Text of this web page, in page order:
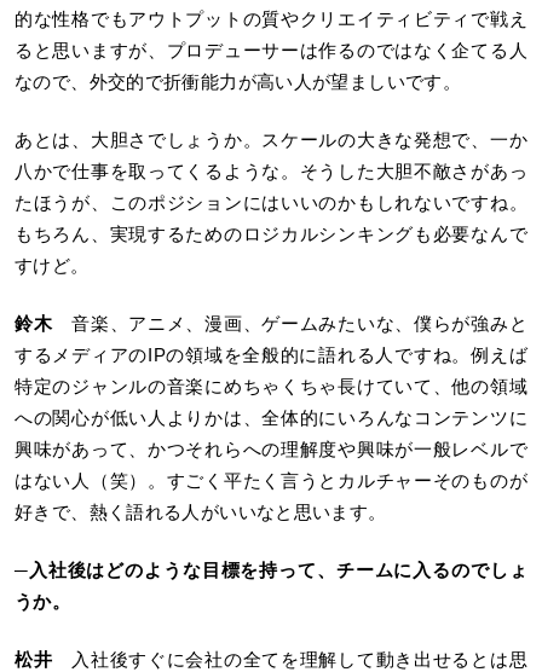
的な性格でもアウトプットの質やクリエイティビティで戦え
ると思いますが、プロデューサーは作るのではなく企てる人
なので、外交的で折衝能力が高い人が望ましいです。
あとは、大胆さでしょうか。スケールの大きな発想で、一か
八かで仕事を取ってくるような。そうした大胆不敵さがあっ
たほうが、このポジションにはいいのかもしれないですね。
もちろん、実現するためのロジカルシンキングも必要なんで
すけど。
鈴木音楽、アニメ、漫画、ゲームみたいな、僕らが強みと
するメディアのIPの領域を全般的に語れる人ですね。例えば
特定のジャンルの音楽にめちゃくちゃ長けていて、他の領域
への関心が低い人よりかは、全体的にいろんなコンテンツに
興味があって、かつそれらへの理解度や興味が一般レベルで
はない人（笑）。すごく平たく言うとカルチャーそのものが
好きで、熱く語れる人がいいなと思います。
─ 入社後はどのような目標を持って、チームに入るのでしょ
うか。
松井 入社後すぐに会社の全てを理解して動き出せるとは思